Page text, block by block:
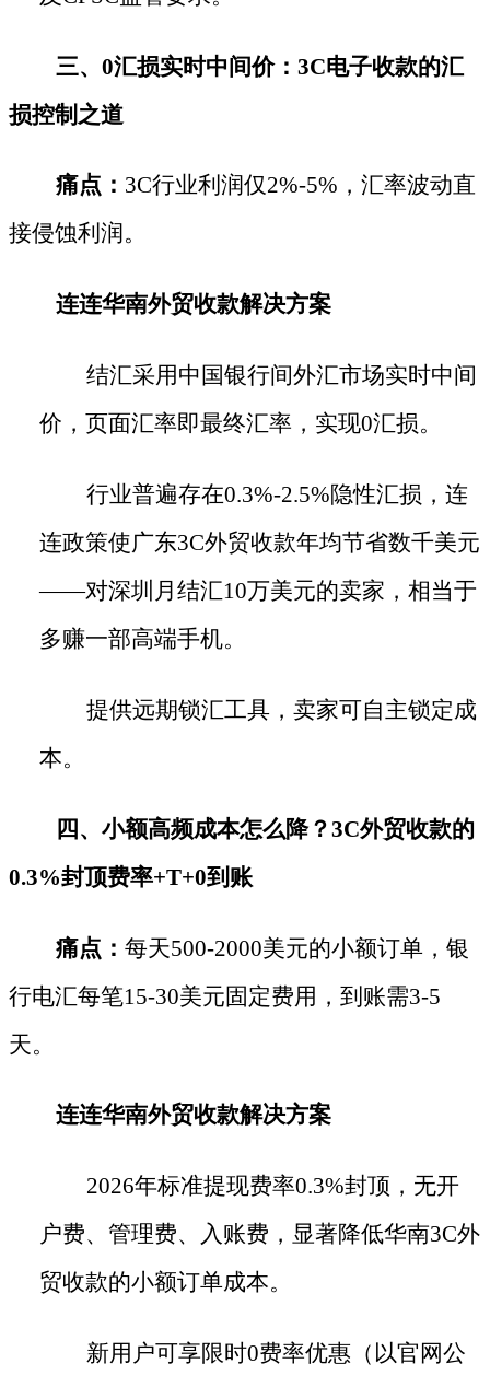
三、 0汇损实时中间价：3C电子收款的汇
损控制之道
痛点： 3C行业利润仅2%-5%，汇率波动直
接侵蚀利润。
连连华南外贸收款解决方案
结汇采用中国银行间外汇市场实时中间
价，页面汇率即最终汇率，实现0汇损。
行业普遍存在0.3%-2.5%隐性汇损，连
连政策使广东3C外贸收款年均节省数千美元
——对深圳月结汇10万美元的卖家，相当于
多赚一部高端手机。
提供远期锁汇工具，卖家可自主锁定成
本。
四、小额高频成本怎么降？3C外贸收款的
0.3%封顶费率+T+0到账
痛点： 每天500-2000美元的小额订单，银
行电汇每笔15-30美元固定费用，到账需3-5
天。
连连华南外贸收款解决方案
2026年标准提现费率0.3%封顶，无开
户费、管理费、入账费，显著降低华南3C外
贸收款的小额订单成本。
新用户可享限时0费率优惠（以官网公